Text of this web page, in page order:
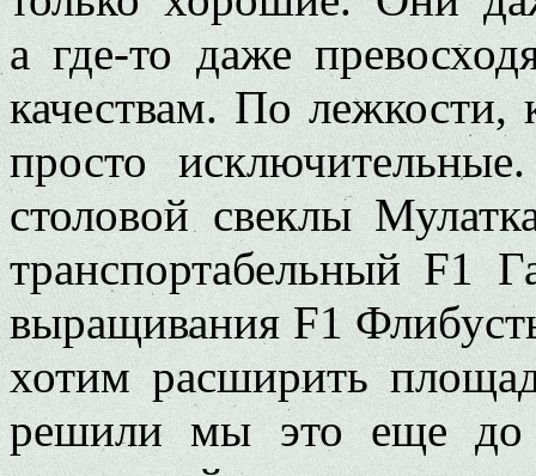
а где-то даже
качествам. По лежкости,
просто
столовой свеклы
транспортабельный F1
выращивания F1
хотим расширить
решили мы это еще до